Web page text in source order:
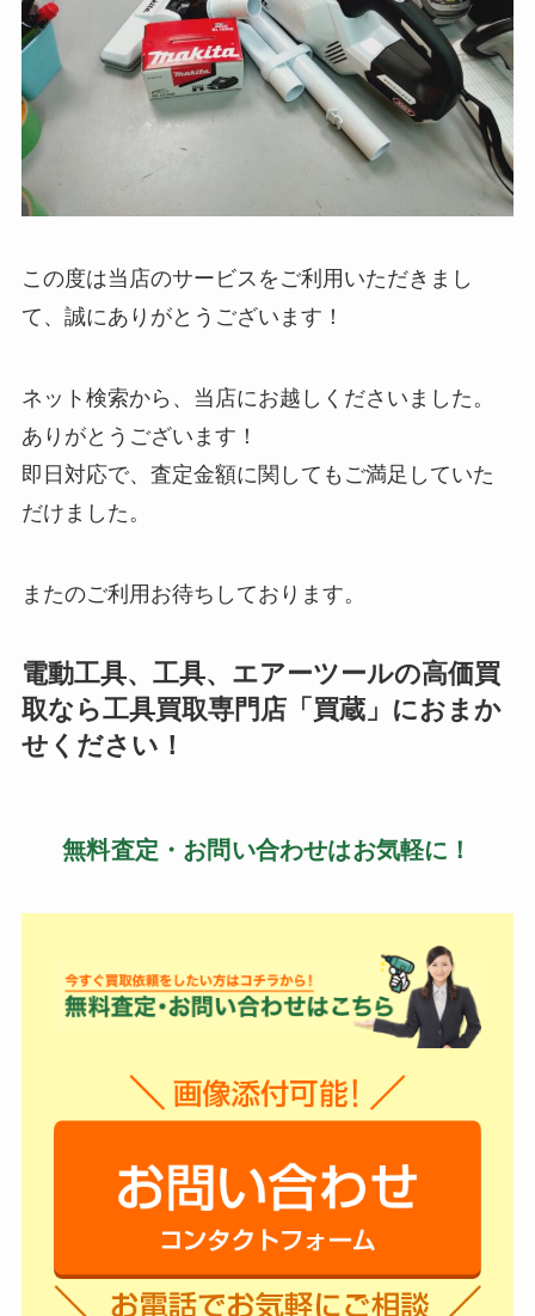
この度は当店のサービスをご利用いただきまし
て、誠にありがとうございます！
ネット検索から、当店にお越しくださいました。
ありがとうございます！
即日対応で、査定金額に関してもご満足していた
だけました。
またのご利用お待ちしております。
電動工具、工具、エアーツールの高価買
取なら工具買取専門店「買蔵」におまか
せください！
無料査定・お問い合わせはお気軽に！